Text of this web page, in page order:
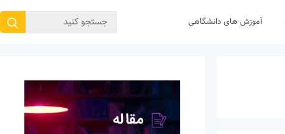
آموزش های دانشگاهی
جستجوی